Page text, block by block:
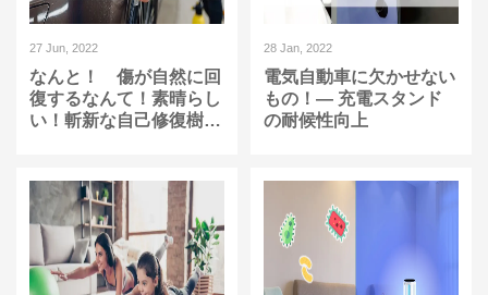
27 Jun, 2022
なんと！ 傷が自然に回
復するなんて！素晴らし
い！斬新な自己修復樹脂
28 Jan, 2022
電気自動車に欠かせない
もの！— 充電スタンド
の耐候性向上